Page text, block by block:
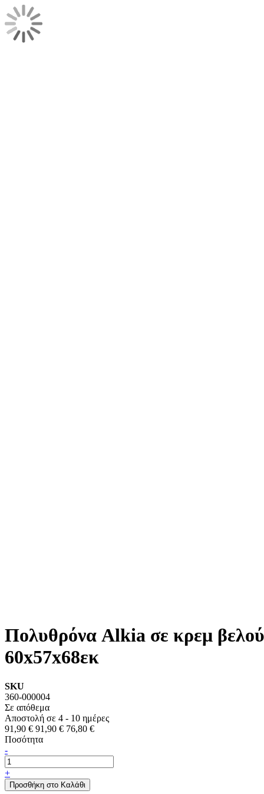
Πολυθρόνα Alkia σε κρεμ
60x57x68εκ
SKU
360-000004
Σε απόθεμα
Αποστολή σε 4 - 10 ημέρες
91,90 € 91,90 € 76,80 €
Ποσότητα
-
+
Προσθήκη στο Καλάθι